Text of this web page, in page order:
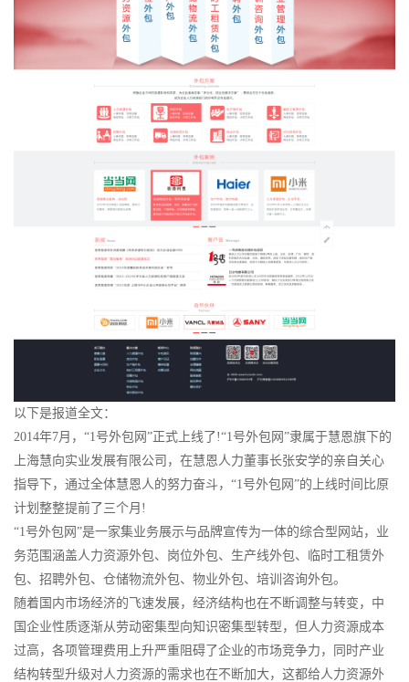
以下是报道全文：
2014年7月，“1号外包网”正式上线了!“1号外包网”隶属于慧恩旗下的
上海慧向实业发展有限公司，在慧恩人力董事长张安学的亲自关心
指导下，通过全体慧恩人的努力奋斗，“1号外包网”的上线时间比原
计划整整提前了三个月!
“1号外包网”是一家集业务展示与品牌宣传为一体的综合型网站，业
务范围涵盖人力资源外包、岗位外包、生产线外包、临时工租赁外
包、招聘外包、仓储物流外包、物业外包、培训咨询外包。
随着国内市场经济的飞速发展，经济结构也在不断调整与转变，中
国企业性质逐渐从劳动密集型向知识密集型转型，但人力资源成本
过高，各项管理费用上升严重阻碍了企业的市场竞争力，同时产业
结构转型升级对人力资源的需求也在不断加大，这都给人力资源外